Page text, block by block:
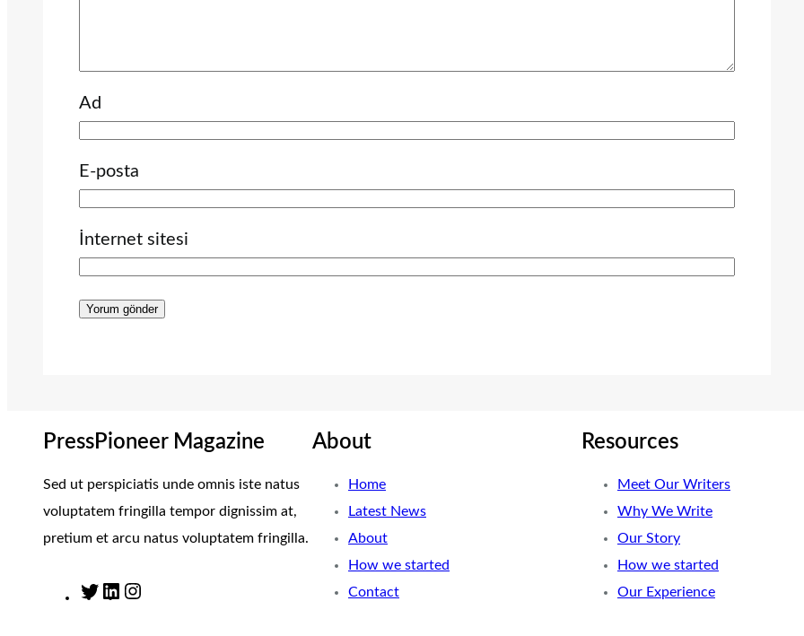
Ad
E-posta
İnternet sitesi
PressPioneer Magazine
Sed ut perspiciatis unde omnis iste natus
voluptatem fringilla tempor dignissim at,
pretium et arcu natus voluptatem fringilla.
T
L
About
Home
Latest News
About
How we started
Contact
Resources
Meet Our Writers
Why We Write
Our Story
How we started
Our Experience